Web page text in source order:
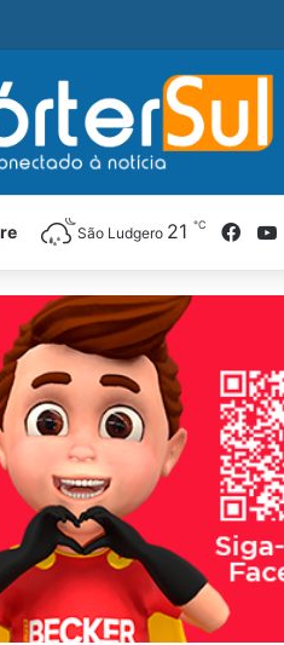
crack durante ação da PM
São Ludgero 21 ℃